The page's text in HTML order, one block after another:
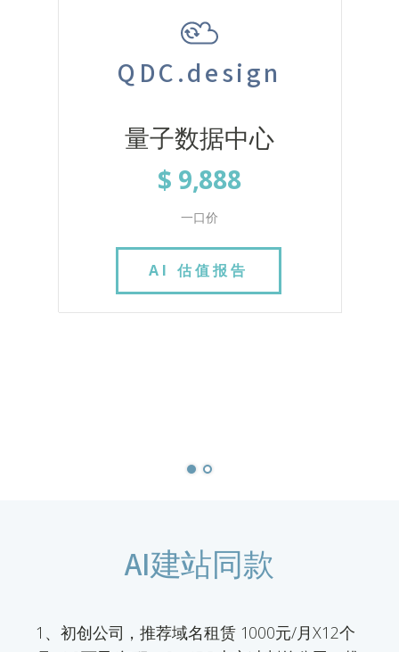
QDC.design
量子数据中心
$ 9,888
一口价
AI 估值报告
AI建站同款
1、初创公司，推荐域名租赁 1000元/月X12个